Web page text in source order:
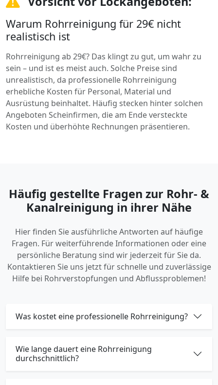
Warum Rohrreinigung für 29€ nicht
realistisch ist
Rohrreinigung ab 29€? Das klingt zu gut, um wahr zu
sein – und ist es meist auch. Solche Preise sind
unrealistisch, da professionelle Rohrreinigung
erhebliche Kosten für Personal, Material und
Ausrüstung beinhaltet. Häufig stecken hinter solchen
Angeboten Scheinfirmen, die am Ende versteckte
Kosten und überhöhte Rechnungen präsentieren.
Häufig gestellte Fragen zur Rohr- &
Kanalreinigung in ihrer Nähe
Hier finden Sie ausführliche Antworten auf häufige
Fragen. Für weiterführende Informationen oder eine
persönliche Beratung sind wir jederzeit für Sie da.
Kontaktieren Sie uns jetzt für schnelle und zuverlässige
Hilfe bei Rohrverstopfungen und Abflussproblemen!
Was kostet eine professionelle Rohrreinigung?
Wie lange dauert eine Rohrreinigung
durchschnittlich?